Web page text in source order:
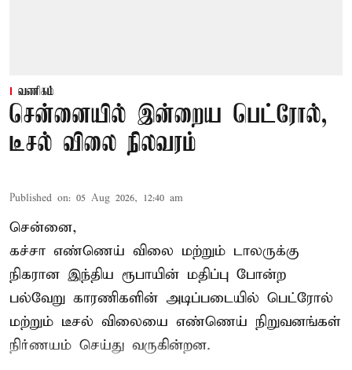
வணிகம்
சென்னையில் இன்றைய பெட்ரோல்,
டீசல் விலை நிலவரம்
Published on: 05 Aug 2026, 12:40 am
சென்னை,
கச்சா எண்ணெய் விலை மற்றும் டாலருக்கு
நிகரான இந்திய ரூபாயின் மதிப்பு போன்ற
பல்வேறு காரணிகளின் அடிப்படையில் பெட்ரோல்
மற்றும் டீசல் விலையை எண்ணெய் நிறுவனங்கள்
நிர்ணயம் செய்து வருகின்றன.